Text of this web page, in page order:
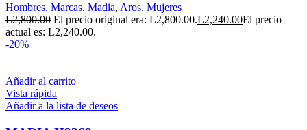
Hombres, Marcas, Madia, Aros, Mujeres
L2,800.00 El precio original era: L2,800.00.L2,240.00El precio
actual es: L2,240.00.
-20%
Añadir al carrito
Vista rápida
Añadir a la lista de deseos